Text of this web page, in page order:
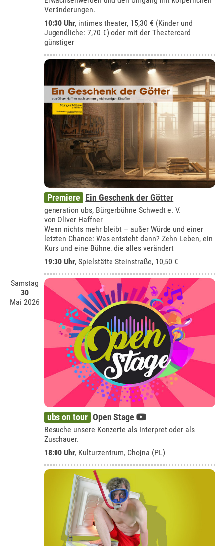
Veränderungen.
10:30 Uhr, intimes theater, 15,30 € (Kinder und
Jugendliche: 7,70 €) oder mit derTheatercard
günstiger
Premiere Ein Geschenk der Götter
generation ubs, Bürgerbühne Schwedt e. V.
von Oliver Haffner
Wenn nichts mehr bleibt – außer Würde und einer
letzten Chance: Was entsteht dann? Zehn Leben, ein
Kurs und eine Bühne, die alles verändert
19:30 Uhr, Spielstätte Steinstraße, 10,50 €
Samstag
30
Mai 2026
ubs on tour Open Stage
Besuche unsere Konzerte als Interpret oder als
Zuschauer.
18:00 Uhr, Kulturzentrum, Chojna (PL)